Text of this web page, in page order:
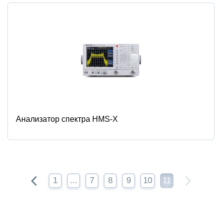
Анализатор спектра HMS-X
1 ... 7 8 9 10 11